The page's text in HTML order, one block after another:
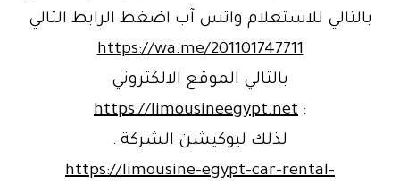
بالتالي للاستعلام واتس آب اضغط الرابط التالي
https://wa.me/201101747711
بالتالي الموقع الالكتروني
:
https://limousineegypt.net
لذلك ليوكيشن الشركة :
https://limousine-egypt-car-rental-